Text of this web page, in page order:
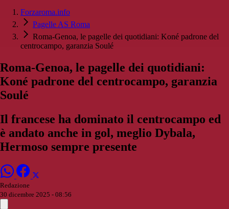
Forzaroma.info
Pagelle AS Roma
Roma-Genoa, le pagelle dei quotidiani: Koné padrone del
centrocampo, garanzia Soulé
Roma-Genoa, le pagelle dei quotidiani:
Koné padrone del centrocampo, garanzia
Soulé
Il francese ha dominato il centrocampo ed
è andato anche in gol, meglio Dybala,
Hermoso sempre presente
Redazione
30 dicembre 2025 - 08:56